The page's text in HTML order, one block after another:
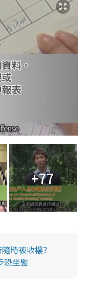
+77
時被收樓？
恐坐監